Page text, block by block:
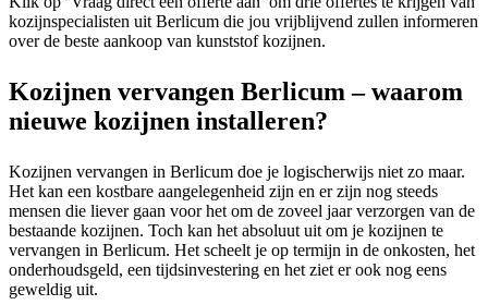
kozijnspecialisten uit Berlicum die jou vrijblijvend zullen informeren
over de beste aankoop van kunststof kozijnen.
Kozijnen vervangen Berlicum – waarom
nieuwe kozijnen installeren?
Kozijnen vervangen in Berlicum doe je logischerwijs niet zo maar.
Het kan een kostbare aangelegenheid zijn en er zijn nog steeds
mensen die liever gaan voor het om de zoveel jaar verzorgen van de
bestaande kozijnen. Toch kan het absoluut uit om je kozijnen te
vervangen in Berlicum. Het scheelt je op termijn in de onkosten, het
onderhoudsgeld, een tijdsinvestering en het ziet er ook nog eens
geweldig uit.